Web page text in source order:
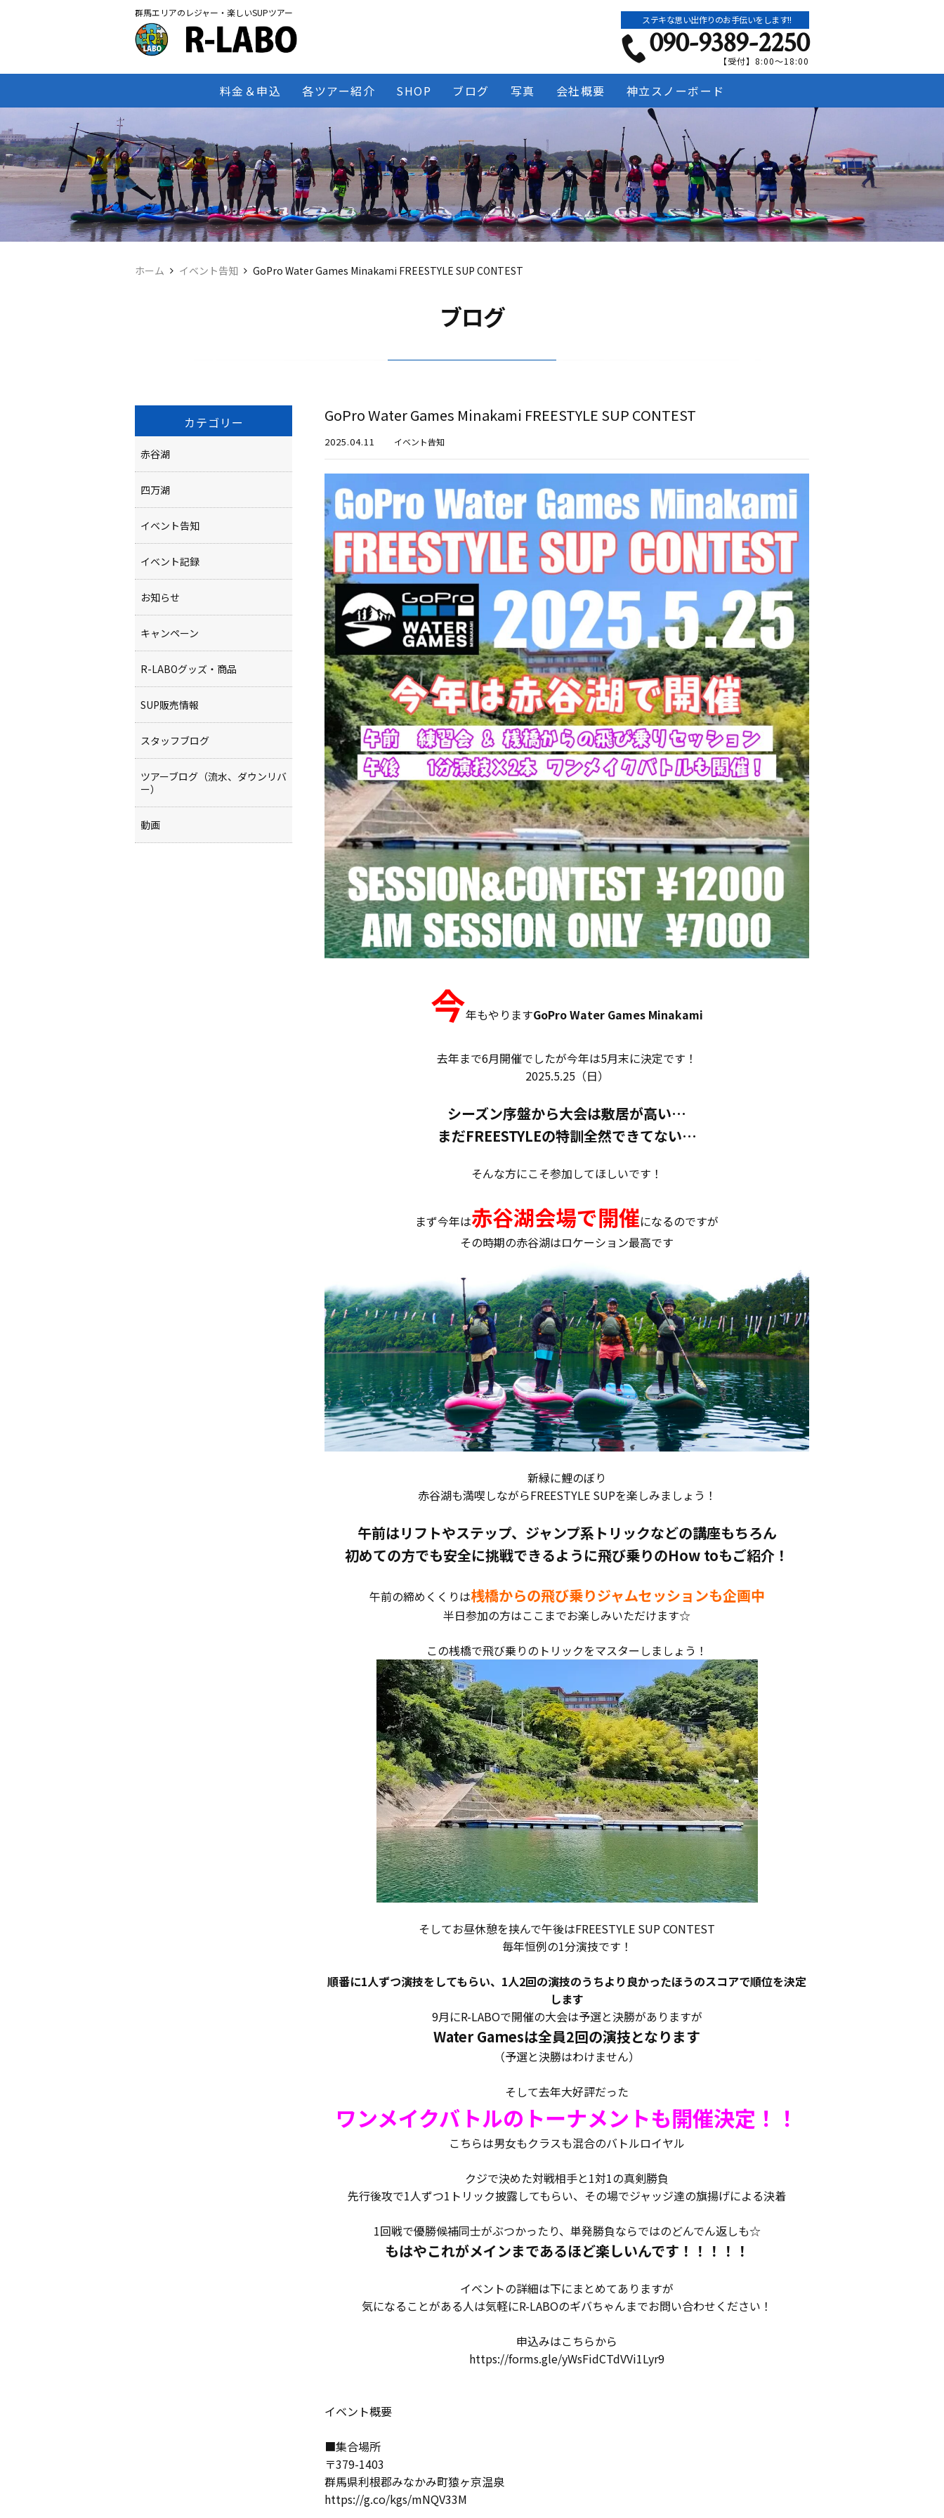
群馬エリアのレジャー・楽しいSUPツアー
ステキな思い出作りのお手伝いをします!!
090-9389-2250
【受付】8:00～18:00
料金＆申込 各ツアー紹介 SHOP ブログ 写真 会社概要 神立スノーボード
ホーム イベント告知 GoPro Water Games Minakami FREESTYLE SUP CONTEST
ブログ
GoPro Water Games Minakami FREESTYLE SUP CONTEST
2025.04.11 イベント告知
今年もやりますGoPro Water Games Minakami
去年まで6月開催でしたが今年は5月末に決定です！
2025.5.25（日）
シーズン序盤から大会は敷居が高い…
まだFREESTYLEの特訓全然できてない…
そんな方にこそ参加してほしいです！
まず今年は赤谷湖会場で開催になるのですが
その時期の赤谷湖はロケーション最高です
新緑に鯉のぼり
赤谷湖も満喫しながらFREESTYLE SUPを楽しみましょう！
午前はリフトやステップ、ジャンプ系トリックなどの講座もちろん
初めての方でも安全に挑戦できるように飛び乗りのHow toもご紹介！
午前の締めくくりは桟橋からの飛び乗りジャムセッションも企画中
半日参加の方はここまでお楽しみいただけます☆
この桟橋で飛び乗りのトリックをマスターしましょう！
そしてお昼休憩を挟んで午後はFREESTYLE SUP CONTEST
毎年恒例の1分演技です！
順番に1人ずつ演技をしてもらい、1人2回の演技のうちより良かったほうのスコアで順位を決定
します
9月にR-LABOで開催の大会は予選と決勝がありますが
Water Gamesは全員2回の演技となります
（予選と決勝はわけません）
そして去年大好評だった
ワンメイクバトルのトーナメントも開催決定！！
こちらは男女もクラスも混合のバトルロイヤル
クジで決めた対戦相手と1対1の真剣勝負
先行後攻で1人ずつ1トリック披露してもらい、その場でジャッジ達の旗揚げによる決着
1回戦で優勝候補同士がぶつかったり、単発勝負ならではのどんでん返しも☆
もはやこれがメインまであるほど楽しいんです！！！！！
イベントの詳細は下にまとめてありますが
気になることがある人は気軽にR-LABOのギバちゃんまでお問い合わせください！
申込みはこちらから
https://forms.gle/yWsFidCTdVVi1Lyr9
イベント概要
■集合場所
〒379-1403
群馬県利根郡みなかみ町猿ヶ京温泉
https://g.co/kgs/mNQV33M
カテゴリー
赤谷湖
四万湖
イベント告知
イベント記録
お知らせ
キャンペーン
R-LABOグッズ・商品
SUP販売情報
スタッフブログ
ツアーブログ（流水、ダウンリバ
ー）
動画